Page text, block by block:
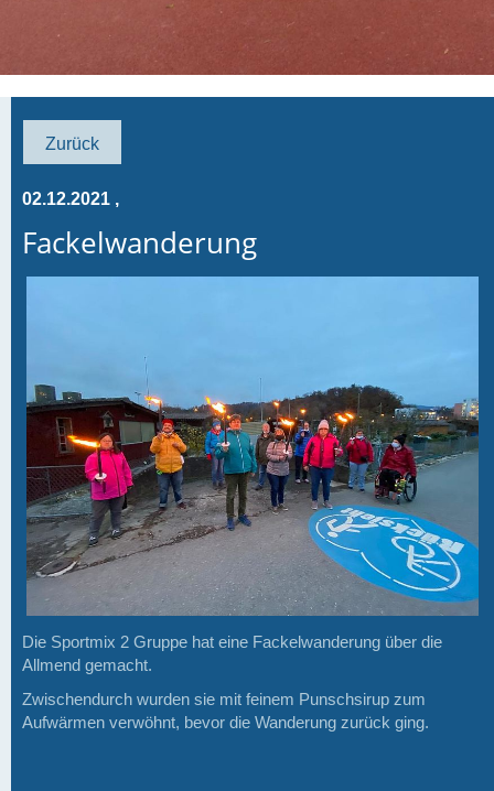
Zurück
02.12.2021 ,
Fackelwanderung
Die Sportmix 2 Gruppe hat eine Fackelwanderung über die
Allmend gemacht.
Zwischendurch wurden sie mit feinem Punschsirup zum
Aufwärmen verwöhnt, bevor die Wanderung zurück ging.